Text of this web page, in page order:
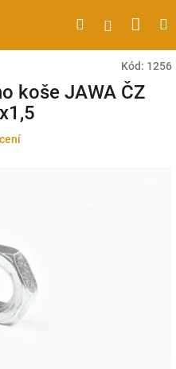
HledatPřihlášení
Kód: 1256
koše JAWA ČZ